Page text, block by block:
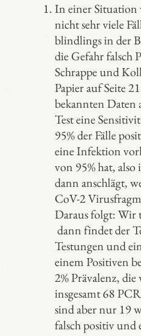
In einer Situation
nicht sehr viele
blindlings in der
die Gefahr falsch
Schrappe und
Papier auf Seite
bekannten Daten
Test eine
95% der Fälle
eine Infektion
von 95% hat,
dann anschlägt,
CoV-2
Daraus folgt: Wir
dann findet der
Testungen und
einem Positiven
2% Prävalenz,
insgesamt 68
sind aber nur 19
falsch positiv und